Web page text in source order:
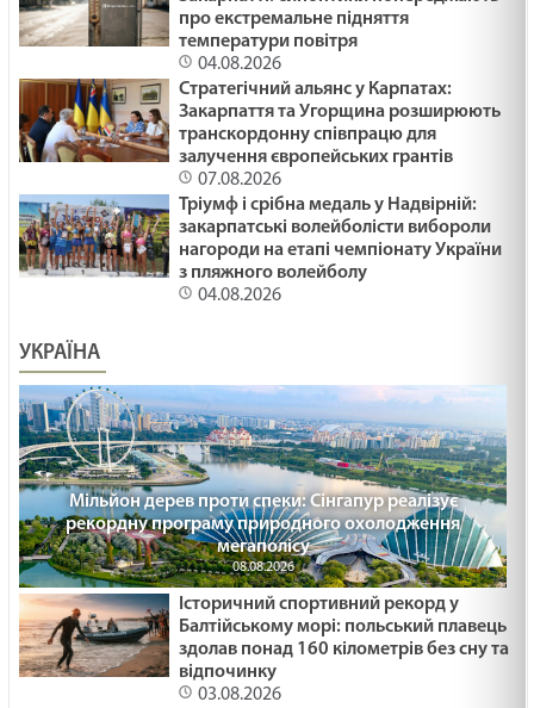
про екстремальне підняття
температури повітря
04.08.2026
Стратегічний альянс у Карпатах:
Закарпаття та Угорщина розширюють
транскордонну співпрацю для
залучення європейських грантів
07.08.2026
Тріумф і срібна медаль у Надвірній:
закарпатські волейболісти вибороли
нагороди на етапі чемпіонату України
з пляжного волейболу
04.08.2026
УКРАЇНА
Мільйон дерев проти спеки: Сінгапур реалізує
рекордну програму природного охолодження
мегаполісу
08.08.2026
Історичний спортивний рекорд у
Балтійському морі: польський плавець
здолав понад 160 кілометрів без сну та
відпочинку
03.08.2026